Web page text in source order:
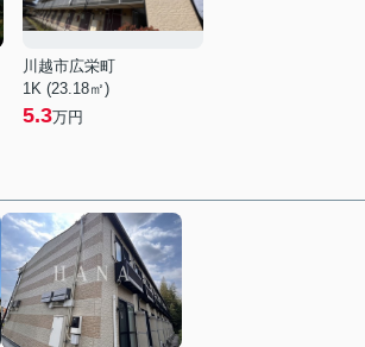
川越市広栄町
1K (23.18㎡)
5.3万円